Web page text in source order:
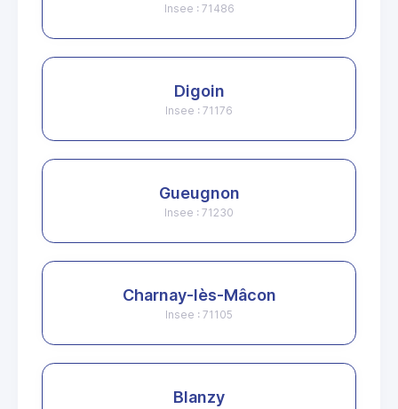
Insee : 71486
Digoin
Insee : 71176
Gueugnon
Insee : 71230
Charnay-lès-Mâcon
Insee : 71105
Blanzy